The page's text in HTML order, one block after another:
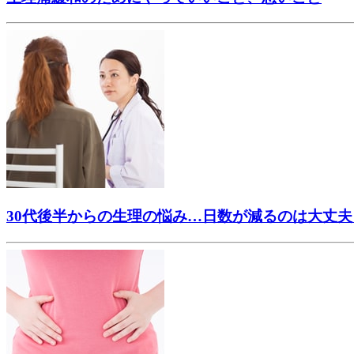
30代後半からの生理の悩み…日数が減るのは大丈